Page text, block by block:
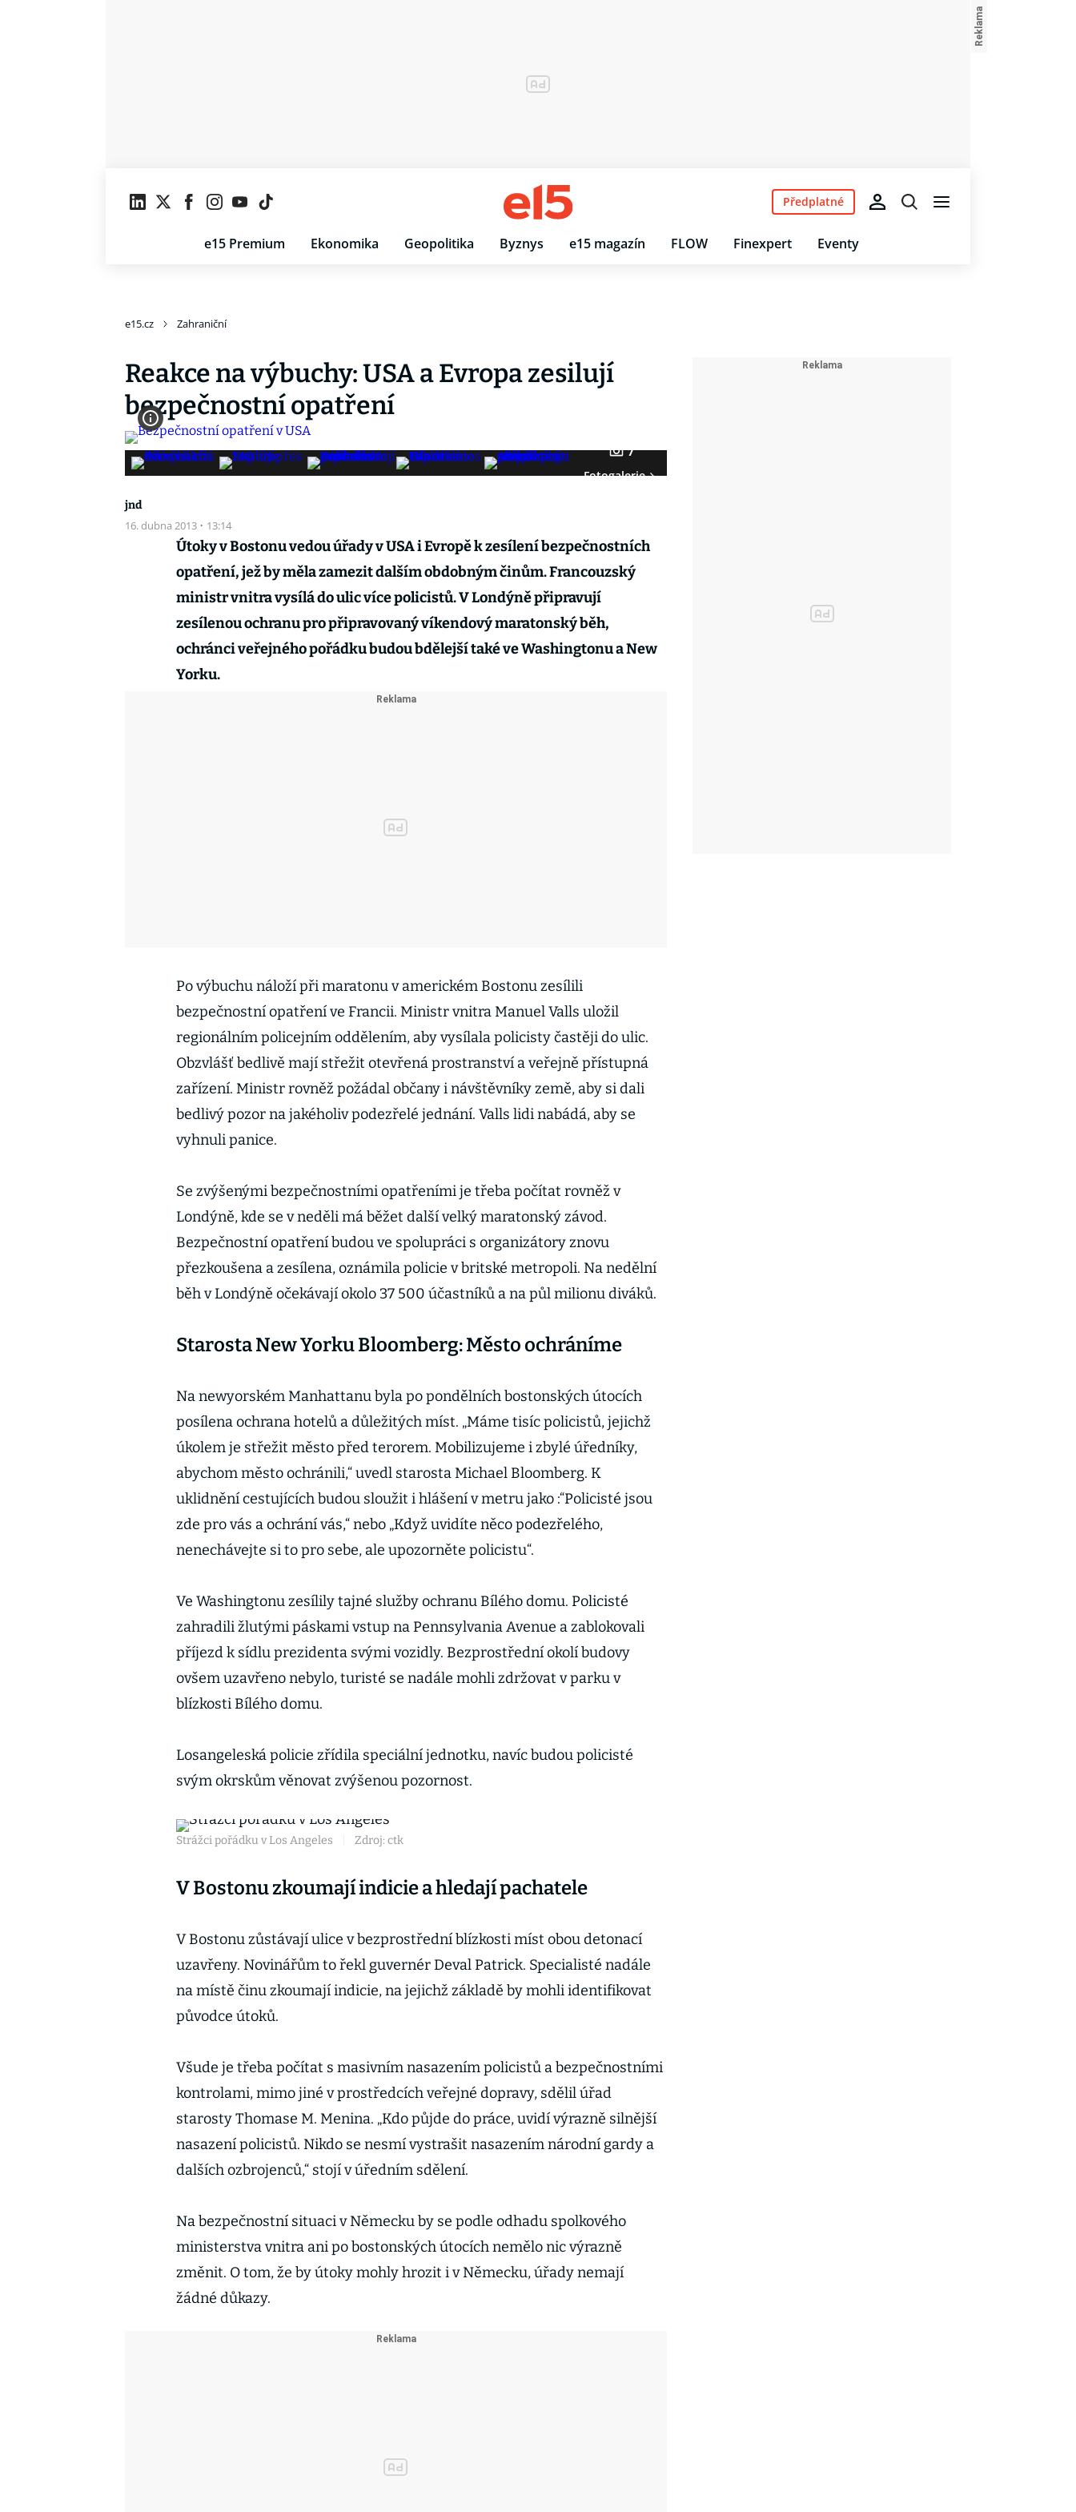
e15 Premium Ekonomika Geopolitika Byznys e15 magazín FLOW Finexpert Eventy
Předplatné
e15.cz Zahraniční
Reakce na výbuchy: USA a Evropa zesilují
bezpečnostní opatření
7
Fotogalerie
jnd
16. dubna 2013 · 13:14
Útoky v Bostonu vedou úřady v USA i Evropě k zesílení bezpečnostních
opatření, jež by měla zamezit dalším obdobným činům. Francouzský
ministr vnitra vysílá do ulic více policistů. V Londýně připravují
zesílenou ochranu pro připravovaný víkendový maratonský běh,
ochránci veřejného pořádku budou bdělejší také ve Washingtonu a New
Yorku.
Po výbuchu náloží při maratonu v americkém Bostonu zesílili
bezpečnostní opatření ve Francii. Ministr vnitra Manuel Valls uložil
regionálním policejním oddělením, aby vysílala policisty častěji do ulic.
Obzvlášť bedlivě mají střežit otevřená prostranství a veřejně přístupná
zařízení. Ministr rovněž požádal občany i návštěvníky země, aby si dali
bedlivý pozor na jakéholiv podezřelé jednání. Valls lidi nabádá, aby se
vyhnuli panice.
Se zvýšenými bezpečnostními opatřeními je třeba počítat rovněž v
Londýně, kde se v neděli má běžet další velký maratonský závod.
Bezpečnostní opatření budou ve spolupráci s organizátory znovu
přezkoušena a zesílena, oznámila policie v britské metropoli. Na nedělní
běh v Londýně očekávají okolo 37 500 účastníků a na půl milionu diváků.
Starosta New Yorku Bloomberg: Město ochráníme
Na newyorském Manhattanu byla po pondělních bostonských útocích
posílena ochrana hotelů a důležitých míst. „Máme tisíc policistů, jejichž
úkolem je střežit město před terorem. Mobilizujeme i zbylé úředníky,
abychom město ochránili,“ uvedl starosta Michael Bloomberg. K
uklidnění cestujících budou sloužit i hlášení v metru jako :“Policisté jsou
zde pro vás a ochrání vás,“ nebo „Když uvidíte něco podezřelého,
nenechávejte si to pro sebe, ale upozorněte policistu“.
Ve Washingtonu zesílily tajné služby ochranu Bílého domu. Policisté
zahradili žlutými páskami vstup na Pennsylvania Avenue a zablokovali
příjezd k sídlu prezidenta svými vozidly. Bezprostřední okolí budovy
ovšem uzavřeno nebylo, turisté se nadále mohli zdržovat v parku v
blízkosti Bílého domu.
Losangeleská policie zřídila speciální jednotku, navíc budou policisté
svým okrskům věnovat zvýšenou pozornost.
Strážci pořádku v Los Angeles Zdroj: ctk
V Bostonu zkoumají indicie a hledají pachatele
V Bostonu zůstávají ulice v bezprostřední blízkosti míst obou detonací
uzavřeny. Novinářům to řekl guvernér Deval Patrick. Specialisté nadále
na místě činu zkoumají indicie, na jejichž základě by mohli identifikovat
původce útoků.
Všude je třeba počítat s masivním nasazením policistů a bezpečnostními
kontrolami, mimo jiné v prostředcích veřejné dopravy, sdělil úřad
starosty Thomase M. Menina. „Kdo půjde do práce, uvidí výrazně silnější
nasazení policistů. Nikdo se nesmí vystrašit nasazením národní gardy a
dalších ozbrojenců,“ stojí v úředním sdělení.
Na bezpečnostní situaci v Německu by se podle odhadu spolkového
ministerstva vnitra ani po bostonských útocích nemělo nic výrazně
změnit. O tom, že by útoky mohly hrozit i v Německu, úřady nemají
žádné důkazy.